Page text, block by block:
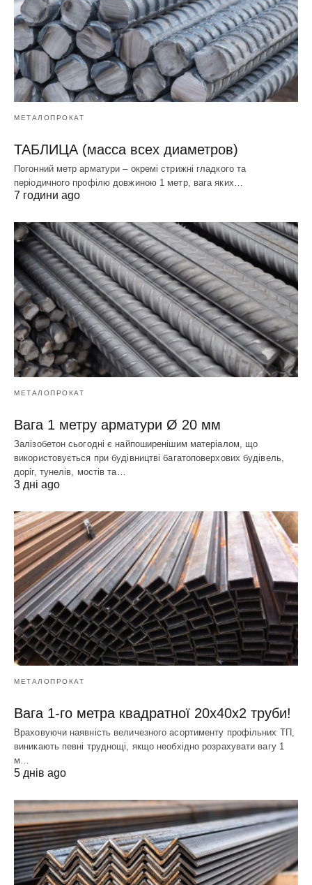
МЕТАЛОПРОКАТ
ТАБЛИЦА (масса всех диаметров)
Погонний метр арматури – окремі стрижні гладкого та
періодичного профілю довжиною 1 метр, вага яких…
7 години ago
МЕТАЛОПРОКАТ
Вага 1 метру арматури Ø 20 мм
Залізобетон сьогодні є найпоширенішим матеріалом, що
використовується при будівництві багатоповерхових будівель,
доріг, тунелів, мостів та…
3 дні ago
МЕТАЛОПРОКАТ
Вага 1-го метра квадратної 20х40х2 труби!
Враховуючи наявність величезного асортименту профільних ТП,
виникають певні труднощі, якщо необхідно розрахувати вагу 1
м…
5 днів ago